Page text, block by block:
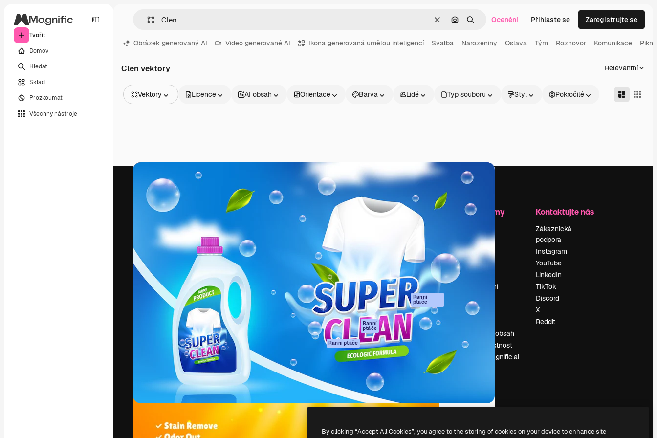
Tvořit
Domov
Hledat
Sklad
Prozkoumat
Všechny nástroje
ZrušitHledat podle obrázku
HledatOcenění Přihlaste se Zaregistrujte se
Obrázek generovaný AI Video generované AI Ikona generovaná umělou inteligencí Svatba Narozeniny Oslava Tým Rozhovor Komunikace
Clen vektory Relevantní
Vektory
Videa
Pohybová grafika
Video šablony
3D modely
Licence AI obsah Orientace Barva Lidé Typ souboru Styl Pokročilé
Kreativní platforma pro tvorbu vaší nejlepší
práce. Více než 1 milion předplatitelů napříč
kreativci, podniky, agenturami a studii.
Čeština
Produkty
Spaces
AI asistent
AI generátor
obrázků
AI generátor videa
AI hlasový
generátor
Stock obsah
MCP pro
Claude/ChatGPT
Ranní
ptáče
Agenti Ranní ptáče
Všechny nástroje
Magnific
Začněte
Dokumentace
Podpora
Podmínky použití
Zásady ochrany
osobních údajů
Originály Ranní
ptáče
Zásady používání
souborů cookie
Centrum důvěry
Partneři
Firmy
Zdroje firmy
O nás
Recenze
Kariéra
Trendy
vyhledávání
Události
Prodávejte obsah
Tisková místnost
Hledáte magnific.ai
Kontaktujte nás
Zákaznická
podpora
Instagram
YouTube
LinkedIn
TikTok
Discord
X
Reddit
Freepik Company S.L.U.
By clicking “Accept All Cookies”, you agree to the storing of cookies on your device to enhance site